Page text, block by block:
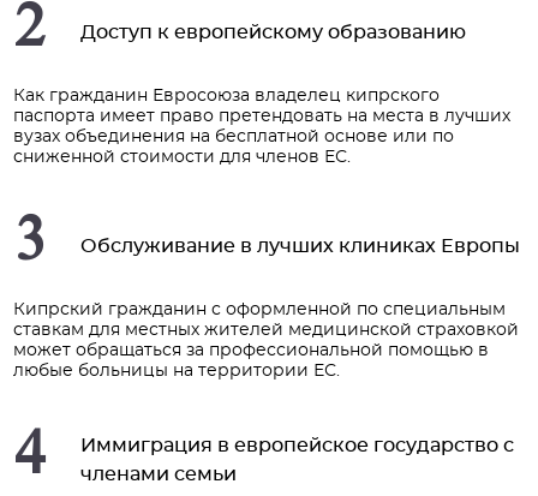
2 Доступ к европейскому образованию
Как гражданин Евросоюза владелец кипрского
паспорта имеет право претендовать на места в лучших
вузах объединения на бесплатной основе или по
сниженной стоимости для членов ЕС.
3 Обслуживание в лучших клиниках Европы
Кипрский гражданин с оформленной по специальным
ставкам для местных жителей медицинской страховкой
может обращаться за профессиональной помощью в
любые больницы на территории ЕС.
4
Иммиграция в европейское государство с
членами семьи